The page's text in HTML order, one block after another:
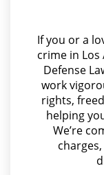
Amenazas
Annoying or
Anulando o
Arson
Asalto y
Asalto con
If you or a
crime in Los
Defense
work
rights,
helping
We’re